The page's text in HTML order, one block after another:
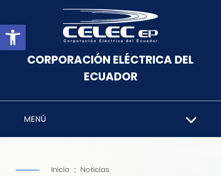
Abrir barra de herramientas
CORPORACIÓN ELÉCTRICA DEL
ECUADOR
MENÚ
Inicio :: Noticias